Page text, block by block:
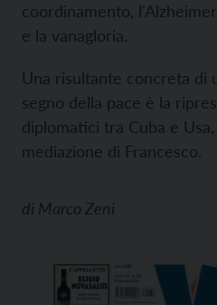
coordinamento,
e la vanagloria.
Una risultante concreta di
segno della pace è la
diplomatici tra Cuba e Usa,
mediazione di Francesco.
di Marco Zeni